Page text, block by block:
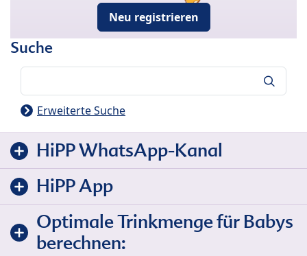
Neu registrieren
Suche
Erweiterte Suche
HiPP WhatsApp-Kanal
HiPP App
Optimale Trinkmenge für Babys
berechnen: